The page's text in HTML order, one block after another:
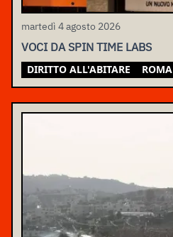
martedì 4 agosto 2026
VOCI DA SPIN TIME LABS
DIRITTO ALL'ABITARE ROMA